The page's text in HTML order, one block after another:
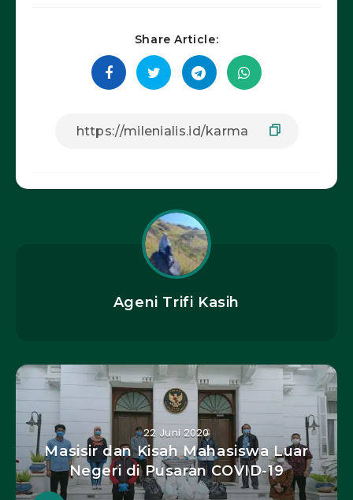
Share Article:
Ageni Trifi Kasih
22 Juni 2020
Masisir dan Kisah Mahasiswa Luar
Negeri di Pusaran COVID-19